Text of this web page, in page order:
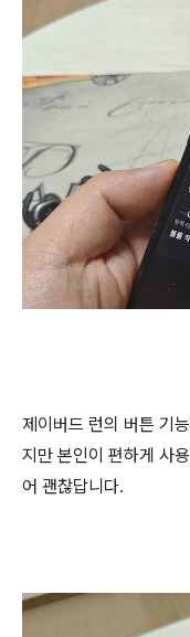
제이버드 런의 버튼 기
지만 본인이 편하게 사
어 괜찮답니다.